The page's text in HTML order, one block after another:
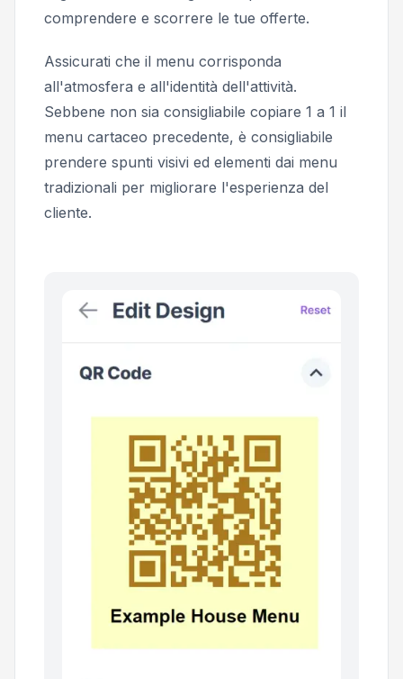
comprendere e scorrere le tue offerte.
Assicurati che il menu corrisponda
all'atmosfera e all'identità dell'attività.
Sebbene non sia consigliabile copiare 1 a 1 il
menu cartaceo precedente, è consigliabile
prendere spunti visivi ed elementi dai menu
tradizionali per migliorare l'esperienza del
cliente.